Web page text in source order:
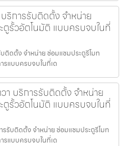
ริการรับติดตั้ง จำหน่าย
ตูรั้วอัตโนมัติ แบบครบจบในที่
ติดตั้ง จำหน่าย ซ่อมแซมประตูรีโมท
รแบบครบจบในที่เด
า บริการรับติดตั้ง จำหน่าย
ตูรั้วอัตโนมัติ แบบครบจบในที่
รับติดตั้ง จำหน่าย ซ่อมแซมประตูรีโมท
รแบบครบจบในที่เด